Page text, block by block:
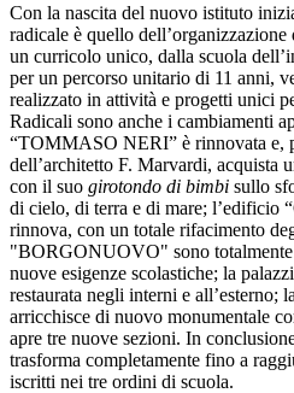
Con la nascita del nuovo istituto
radicale è quello
un curricolo unico, dalla scuola
per un percorso unitario di 11 anni,
realizzato in attività e progetti unici
Radicali sono anche i cambiamenti
“TOMMASO NERI” è rinnovata e,
dell’architetto F. Marvardi, acquista
con il suo girotondo di bimbi sullo
di cielo, di terra e di mare;
rinnova, con un totale rifacimento
"BORGONUOVO" sono totalmente
nuove esigenze scolastiche; la
restaurata negli interni e all’esterno;
arricchisce di nuovo monumentale
apre tre nuove sezioni. In
trasforma completamente fino a
iscritti nei tre ordini di scuola.